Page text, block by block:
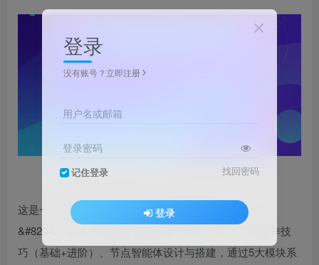
这是一门专为AI新手设计的扣子智能体基础入门课程
&#8204;，从零开始讲解智能体核心概念、扣子空间操作技
巧（基础+进阶）、节点智能体设计与搭建，通过5大模块系
登录
没有账号？立即注册
用户名或邮箱
登录密码
记住登录 找回密码
登录